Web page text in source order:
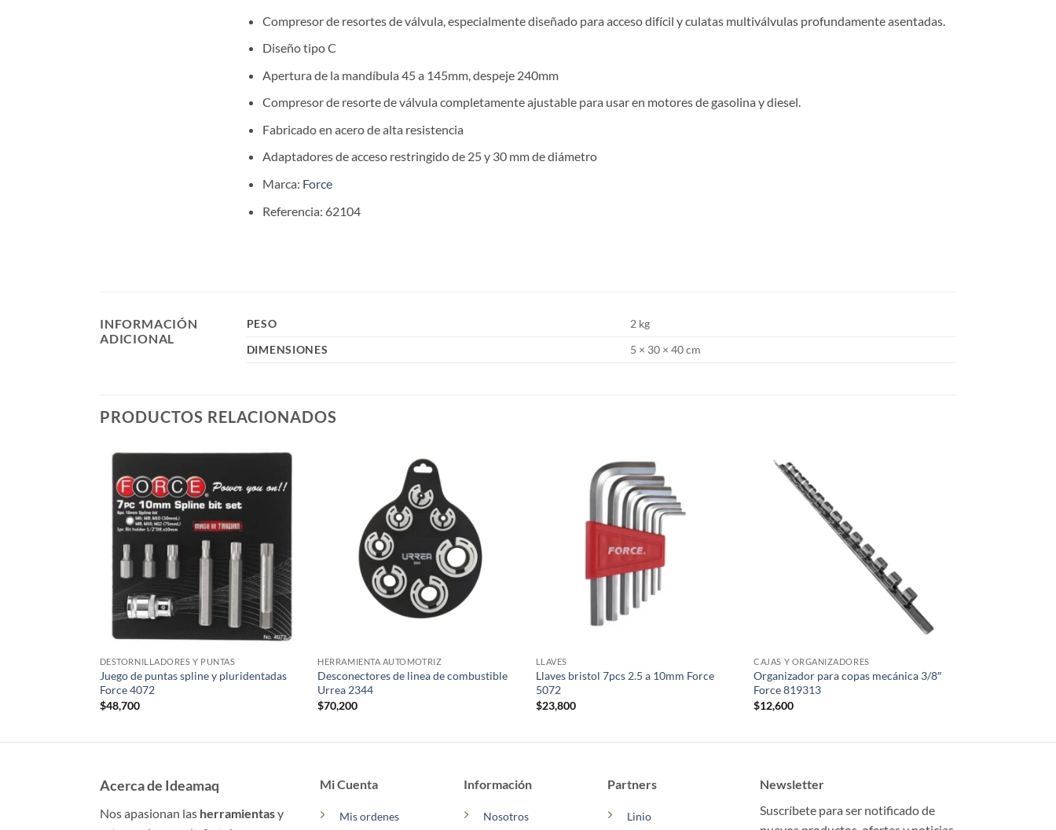
Compresor de resortes de válvula, especialmente diseñado para acceso difícil y culatas multiválvulas profundamente asentadas.
Diseño tipo C
Apertura de la mandíbula 45 a 145mm, despeje 240mm
Compresor de resorte de válvula completamente ajustable para usar en motores de gasolina y diesel.
Fabricado en acero de alta resistencia
Adaptadores de acceso restringido de 25 y 30 mm de diámetro
Marca: Force
Referencia: 62104
INFORMACIÓN
ADICIONAL
PESO
2 kg
DIMENSIONES
5 × 30 × 40 cm
PRODUCTOS RELACIONADOS
DESTORNILLADORES Y PUNTAS
Juego de puntas spline y pluridentadas
Force 4072
$48,700
HERRAMIENTA AUTOMOTRIZ
Desconectores de linea de combustible
Urrea 2344
$70,200
LLAVES
Llaves bristol 7pcs 2.5 a 10mm Force
5072
$23,800
CAJAS Y ORGANIZADORES
Organizador para copas mecánica 3/8″
Force 819313
$12,600
Acerca de Ideamaq
Nos apasionan las herramientasy
Mi Cuenta
Mis ordenes
Información
Nosotros
Partners
Linio
Newsletter
Suscríbete para ser notificado de